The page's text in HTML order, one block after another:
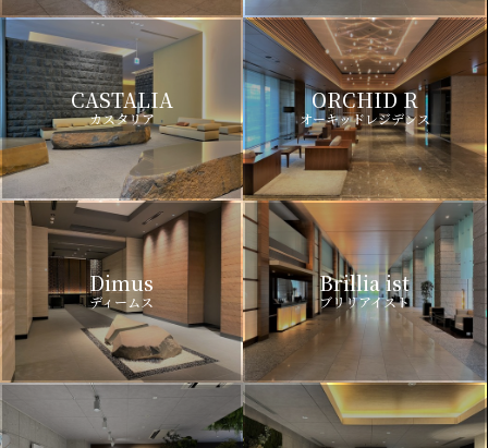
CASTALIA
カスタリア
ORCHID R
オーキッドレジデンス
Dimus
ディームス
Brillia ist
ブリリアイスト